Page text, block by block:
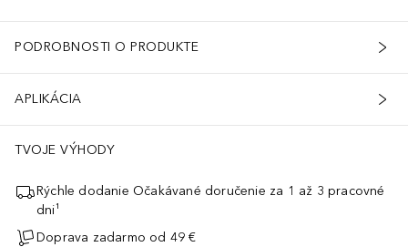
PODROBNOSTI O PRODUKTE
APLIKÁCIA
TVOJE VÝHODY
Rýchle dodanie Očakávané doručenie za 1 až 3 pracovné
dni¹
Doprava zadarmo od 49 €